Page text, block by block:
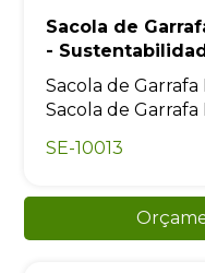
Sacola de
-
Sacola de
Sacola de Garrafa
SE-10013